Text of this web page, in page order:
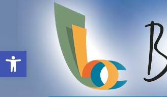
Ouvrir la barre